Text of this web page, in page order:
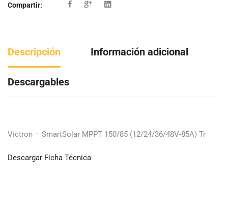
Compartir:
Descripción Información adicional
Descargables
Victron – SmartSolar MPPT 150/85 (12/24/36/48V-85A) Tr
Descargar Ficha Técnica